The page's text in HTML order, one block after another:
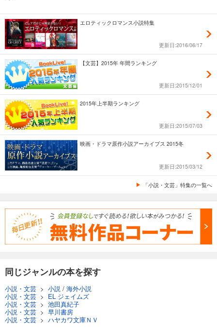
エロティックロマンス小説特集
更新日:2016/06/17
【文芸】2015年 年間ランキング
更新日:2015/12/01
2015年上半期ランキング
更新日:2015/07/03
映画・ドラマ原作小説アーカイブス 2015冬
更新日:2015/03/12
「小説・文芸」特集の一覧へ
同じジャンルの本を探す
小説・文芸 > 小説 / 海外小説
小説・文芸 > EL ジェイムズ
小説・文芸 > 池田真紀子
小説・文芸 > 早川書房
小説・文芸 > ハヤカワ文庫ＮＶ